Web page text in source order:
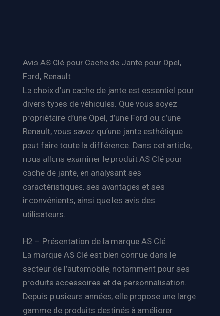
Avis AS Clé pour Cache de Jante pour Opel,
Ford, Renault
Le choix d’un cache de jante est essentiel pour
divers types de véhicules. Que vous soyez
propriétaire d’une Opel, d’une Ford ou d’une
Renault, vous savez qu’une jante esthétique
peut faire toute la différence. Dans cet article,
nous allons examiner le produit AS Clé pour
cache de jante, en analysant ses
caractéristiques, ses avantages et ses
inconvénients, ainsi que les avis des
utilisateurs.
H2 – Présentation de la marque AS Clé
La marque AS Clé est bien connue dans le
secteur de l’automobile, notamment pour ses
produits accessoires et de personnalisation.
Depuis plusieurs années, elle propose une large
gamme de produits destinés à améliorer